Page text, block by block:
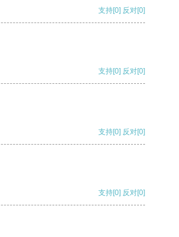
支持[0] 反对[0]
支持[0] 反对[0]
支持[0] 反对[0]
支持[0] 反对[0]